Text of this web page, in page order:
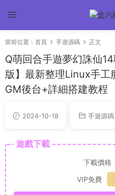
當前位置： 首頁 手遊源碼 正文
Q萌回合手遊夢幻誅仙
版】最新整理Linux手工
GM後台+詳細搭建教程
2024-10-18 手遊源碼
遊戲下載
下載價格
VIP免費